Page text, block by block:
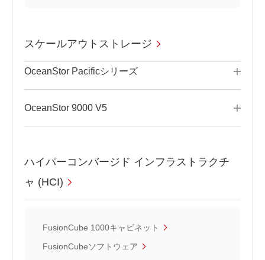
スケールアウトストレージ
OceanStor Pacificシリーズ
OceanStor 9000 V5
ハイパーコンバージド インフラストラクチ
ャ (HCI)
FusionCube 1000キャビネット
FusionCubeソフトウェア